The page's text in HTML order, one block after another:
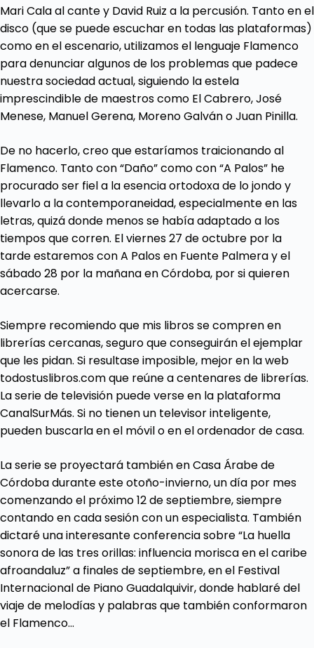
Mari Cala al cante y David Ruiz a la percusión. Tanto en el
disco (que se puede escuchar en todas las plataformas)
como en el escenario, utilizamos el lenguaje Flamenco
para denunciar algunos de los problemas que padece
nuestra sociedad actual, siguiendo la estela
imprescindible de maestros como El Cabrero, José
Menese, Manuel Gerena, Moreno Galván o Juan Pinilla.
De no hacerlo, creo que estaríamos traicionando al
Flamenco. Tanto con “Daño” como con “A Palos” he
procurado ser fiel a la esencia ortodoxa de lo jondo y
llevarlo a la contemporaneidad, especialmente en las
letras, quizá donde menos se había adaptado a los
tiempos que corren. El viernes 27 de octubre por la
tarde estaremos con A Palos en Fuente Palmera y el
sábado 28 por la mañana en Córdoba, por si quieren
acercarse.
Siempre recomiendo que mis libros se compren en
librerías cercanas, seguro que conseguirán el ejemplar
que les pidan. Si resultase imposible, mejor en la web
todostuslibros.com que reúne a centenares de librerías.
La serie de televisión puede verse en la plataforma
CanalSurMás. Si no tienen un televisor inteligente,
pueden buscarla en el móvil o en el ordenador de casa.
La serie se proyectará también en Casa Árabe de
Córdoba durante este otoño-invierno, un día por mes
comenzando el próximo 12 de septiembre, siempre
contando en cada sesión con un especialista. También
dictaré una interesante conferencia sobre “La huella
sonora de las tres orillas: influencia morisca en el caribe
afroandaluz” a finales de septiembre, en el Festival
Internacional de Piano Guadalquivir, donde hablaré del
viaje de melodías y palabras que también conformaron
el Flamenco…